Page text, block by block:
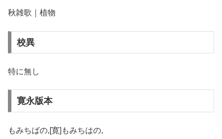
秋雑歌｜植物
校異
特に無し
寛永版本
もみちばの,[寛]もみちはの,